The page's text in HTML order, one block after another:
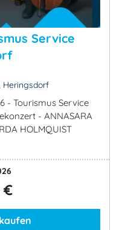
Service
Heringsdorf
- Tourismus Service
- ANNASARA
HOLMQUIST
€